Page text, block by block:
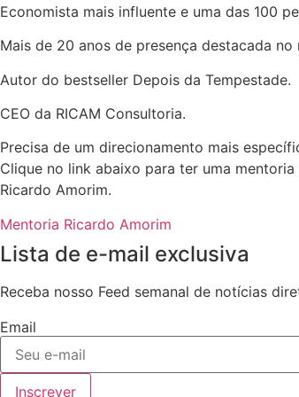
Economista mais influente e uma das 100
Mais de 20 anos de presença destacada
Autor do bestseller Depois da Tempestade.
CEO da RICAM Consultoria.
Precisa de um direcionamento mais
Clique no link abaixo para ter uma mentoria
Ricardo Amorim.
Mentoria Ricardo Amorim
Lista de e-mail exclusiva
Receba nosso Feed semanal de notícias
Email
Inscrever